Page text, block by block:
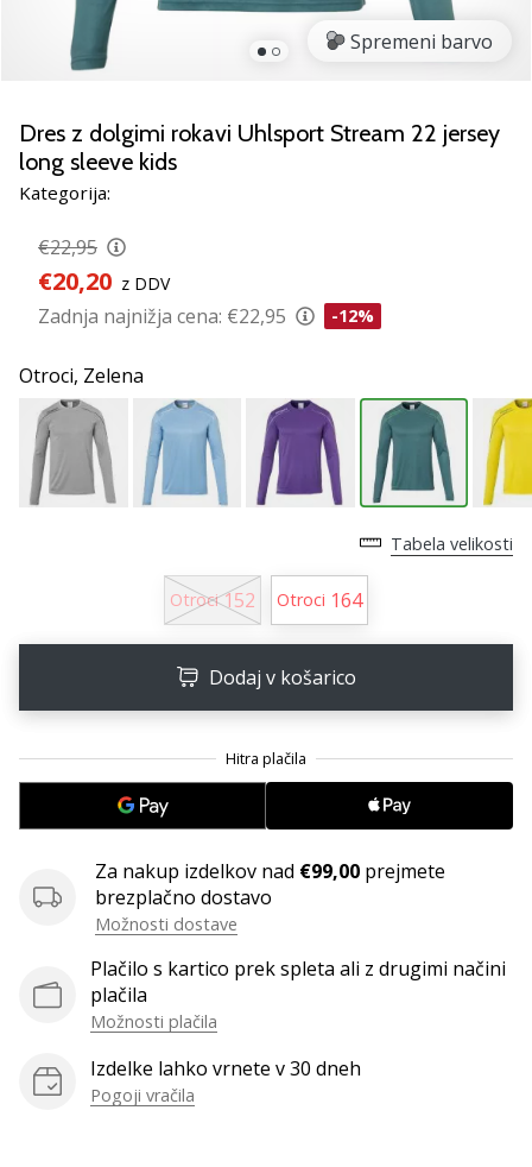
odbojkarski/a
navdušenec/ka,
mi?
Pridruži
se
kot
brend
ambasador/ka.
11. 8. 2022
2 min. branja
Weplayvolleyball
affiliate
Facebook
ali
Pridružite
vse
članke
Spremeni barvo
Dres z dolgimi rokavi Uhlsport Stream 22 jersey
long sleeve kids
Kategorija:
€22,95
€20,20 z DDV
Zadnja najnižja cena: €22,95 -12%
Otroci, Zelena
Tabela velikosti
Otroci 152 Otroci 164
Dodaj v košarico
Za nakup izdelkov nad €99,00 prejmete
brezplačno dostavo
Možnosti dostave
Plačilo s kartico prek spleta ali z drugimi načini
plačila
Možnosti plačila
Izdelke lahko vrnete v 30 dneh
Pogoji vračila